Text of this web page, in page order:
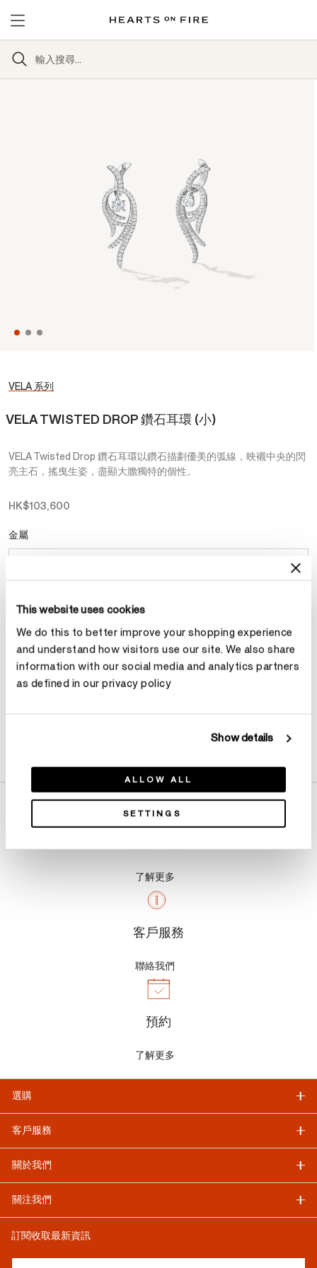
This website uses cookies
We do this to better improve your shopping experience
and understand how visitors use our site. We also share
information with our social media and analytics partners
as defined in our privacy policy
Show details
ALLOW ALL
SETTINGS
VELA 系列
VELA TWISTED DROP 鑽石耳環 (小)
VELA Twisted Drop 鑽石耳環以鑽石描劃優美的弧線，映襯中央的閃
亮主石，搖曳生姿，盡顯大膽獨特的個性。
HK$103,600
金屬
了解更多
客戶服務
聯絡我們
預約
了解更多
選購
客戶服務
關於我們
關注我們
訂閱收取最新資訊